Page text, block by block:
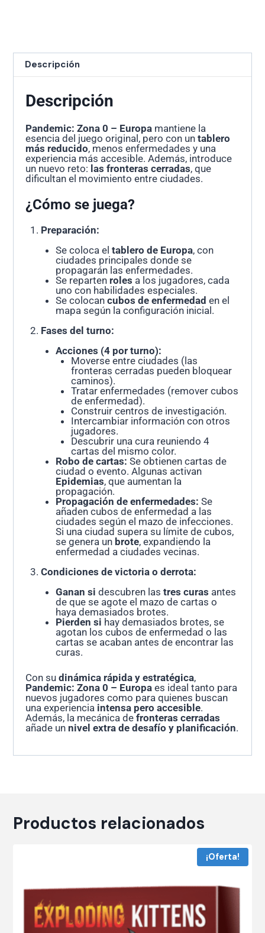
Descripción
Descripción
Pandemic: Zona 0 – Europa mantiene la
esencia del juego original, pero con untablero
más reducido, menos enfermedades y una
experiencia más accesible. Además, introduce
un nuevo reto: las fronteras cerradas, que
dificultan el movimiento entre ciudades.
¿Cómo se juega?
Preparación:
Se coloca eltablero de Europa, con
ciudades principales donde se
propagarán las enfermedades.
Se reparten roles a los jugadores, cada
uno con habilidades especiales.
Se colocancubos de enfermedad en el
mapa según la configuración inicial.
Fases del turno:
Acciones (4 por turno):
Moverse entre ciudades (las
fronteras cerradas pueden bloquear
caminos).
Tratar enfermedades (remover cubos
de enfermedad).
Construir centros de investigación.
Intercambiar información con otros
jugadores.
Descubrir una cura reuniendo 4
cartas del mismo color.
Robo de cartas: Se obtienen cartas de
ciudad o evento. Algunas activan
Epidemias, que aumentan la
propagación.
Propagación de enfermedades: Se
añaden cubos de enfermedad a las
ciudades según el mazo de infecciones.
Si una ciudad supera su límite de cubos,
se genera un brote, expandiendo la
enfermedad a ciudades vecinas.
Condiciones de victoria o derrota:
Ganan si descubren lastres curas antes
de que se agote el mazo de cartas o
haya demasiados brotes.
Pierden si hay demasiados brotes, se
agotan los cubos de enfermedad o las
cartas se acaban antes de encontrar las
curas.
Con sudinámica rápida y estratégica,
Pandemic: Zona 0 – Europa es ideal tanto para
nuevos jugadores como para quienes buscan
una experiencia intensa pero accesible.
Además, la mecánica defronteras cerradas
añade unnivel extra de desafío y planificación.
Productos relacionados
¡Oferta!